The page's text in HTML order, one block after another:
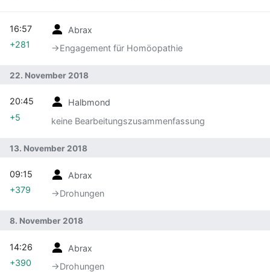
Abrax
→‎Engagement für Homöopathie
16:57
+281
22. November 2018
Halbmond
keine Bearbeitungszusammenfassung
20:45
+5
13. November 2018
Abrax
→‎Drohungen
09:15
+379
8. November 2018
Abrax
→‎Drohungen
14:26
+390